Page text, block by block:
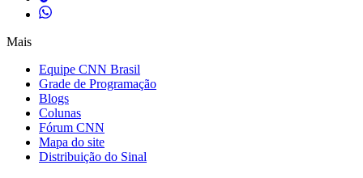
Mais
Equipe CNN Brasil
Grade de Programação
Blogs
Colunas
Fórum CNN
Mapa do site
Distribuição do Sinal